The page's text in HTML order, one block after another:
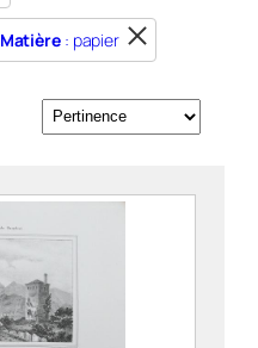
Matière: papier